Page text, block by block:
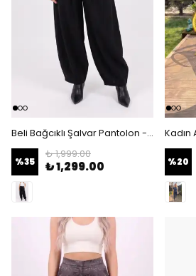
Beli Bağcıklı Şalvar Pantolon - Paçası Lastikli Cepli Rahat Kesim Şalvar - Siyah
%35
₺ 1,999.00
₺ 1,299.00 %20